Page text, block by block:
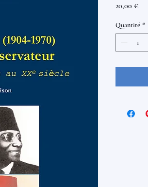
20,00 €Prix
Quantité *